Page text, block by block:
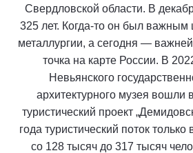
Свердловской области. В
325 лет. Когда-то он был важным
металлургии, а сегодня —
точка на карте России. В
Невьянского
архитектурного музея вошли
туристический проект
года туристический поток
со 128 тысяч до 317 тысяч